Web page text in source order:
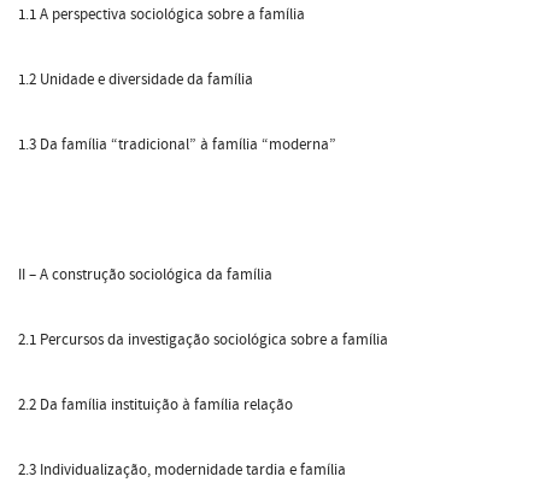
1.1 A perspectiva sociológica sobre a família
1.2 Unidade e diversidade da família
1.3 Da família “tradicional” à família “moderna”
II – A construção sociológica da família
2.1 Percursos da investigação sociológica sobre a família
2.2 Da família instituição à família relação
2.3 Individualização, modernidade tardia e família